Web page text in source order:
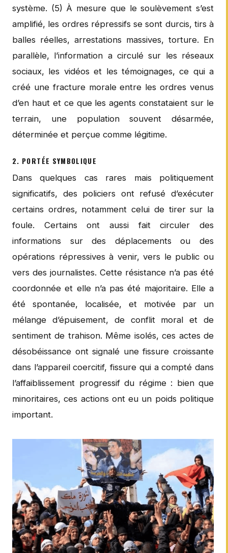
système. (5) À mesure que le soulèvement s’est
amplifié, les ordres répressifs se sont durcis, tirs à
balles réelles, arrestations massives, torture. En
parallèle, l’information a circulé sur les réseaux
sociaux, les vidéos et les témoignages, ce qui a
créé une fracture morale entre les ordres venus
d’en haut et ce que les agents constataient sur le
terrain, une population souvent désarmée,
déterminée et perçue comme légitime.
2. PORTÉE SYMBOLIQUE
Dans quelques cas rares mais politiquement
significatifs, des policiers ont refusé d’exécuter
certains ordres, notamment celui de tirer sur la
foule. Certains ont aussi fait circuler des
informations sur des déplacements ou des
opérations répressives à venir, vers le public ou
vers des journalistes. Cette résistance n’a pas été
coordonnée et elle n’a pas été majoritaire. Elle a
été spontanée, localisée, et motivée par un
mélange d’épuisement, de conflit moral et de
sentiment de trahison. Même isolés, ces actes de
désobéissance ont signalé une fissure croissante
dans l’appareil coercitif, fissure qui a compté dans
l’affaiblissement progressif du régime : bien que
minoritaires, ces actions ont eu un poids politique
important.